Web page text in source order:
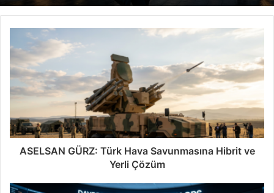
ASELSAN GÜRZ: Türk Hava Savunmasına Hibrit ve
Yerli Çözüm